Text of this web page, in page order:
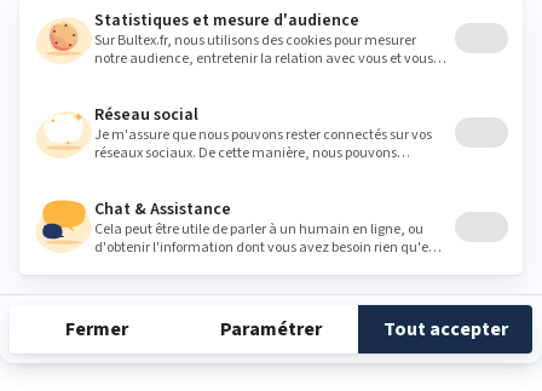
Lundi 14:00 - 19:00
Mercredi 09:30 - 12:00 14:00 - 19:00
Vendredi 09:30 - 12:00 14:00 - 19:00
Fermé